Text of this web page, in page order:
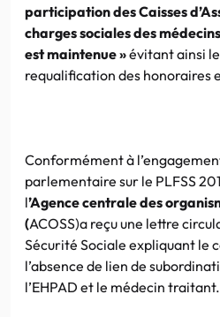
participation des Caisses
charges sociales des
est maintenue »évitant ainsi
requalification des honoraires
Conformément à
parlementaire sur le PLFSS
l’Agence centrale des
(ACOSS)a reçu une lettre
Sécurité Sociale expliquant le
l’absence de lien de
l’EHPAD et le médecin traitant.